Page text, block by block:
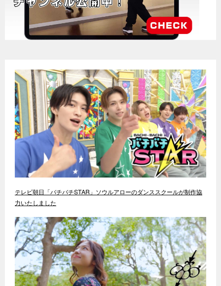
テレビ朝日「バチバチSTAR」ソウルアローのダンススクールが制作協
力いたしました